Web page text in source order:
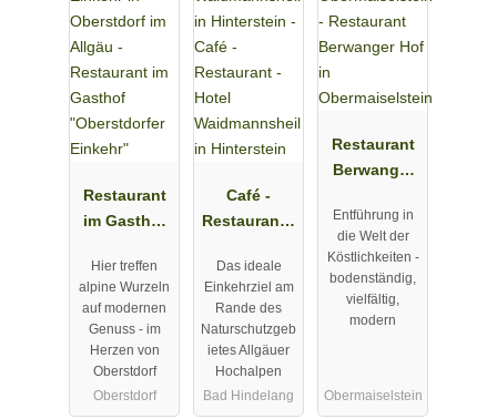
Restaurant
im Gasthof
er Einkehr"
Hier treffen
alpine Wurzeln
auf modernen
Genuss - im
Herzen von
Oberstdorf
Oberstdorf
Café -
Restaurant -
Waidmannsh
eil in
Hinterstein
Das ideale
Einkehrziel am
Rande des
Naturschutzgeb
ietes Allgäuer
Hochalpen
Bad Hindelang
Restaurant
Berwanger
Obermaisels
tein
Entführung in
die Welt der
Köstlichkeiten -
bodenständig,
vielfältig,
modern
Obermaiselstein